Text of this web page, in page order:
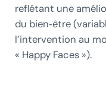
reflétant une
du bien‑être
l’intervention au
« Happy Faces »).